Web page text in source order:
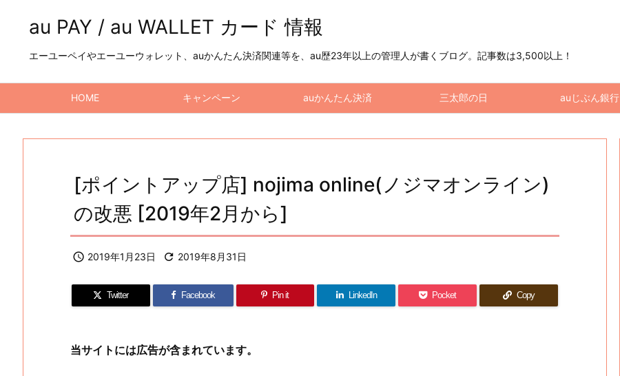
au PAY / au WALLET カード 情報
エーユーペイやエーユーウォレット、auかんたん決済関連等を、au歴23年以上の管理人が書くブログ。記事数は3,500以上！
HOME キャンペーン auかんたん決済 三太郎の日 auじぶん銀行
[ポイントアップ店] nojima online(ノジマオンライン)
の改悪 [2019年2月から]
 2019年1月23日  2019年8月31日
Twitter Facebook Pin it LinkedIn Pocket Copy
当サイトには広告が含まれています。